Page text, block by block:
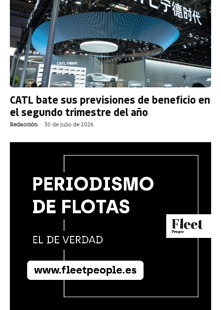
CATL bate sus previsiones de beneficio en
el segundo trimestre del año
Redacción - 30 de julio de 2026